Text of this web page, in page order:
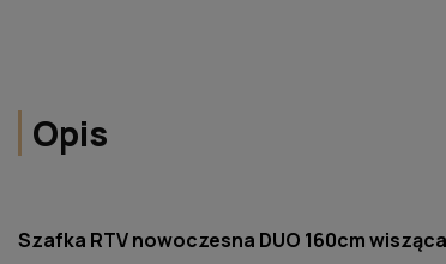
Opis
Szafka RTV nowoczesna DUO 160cm